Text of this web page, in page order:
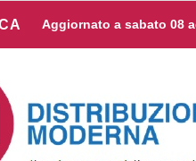
Aggiornato a sabato 08